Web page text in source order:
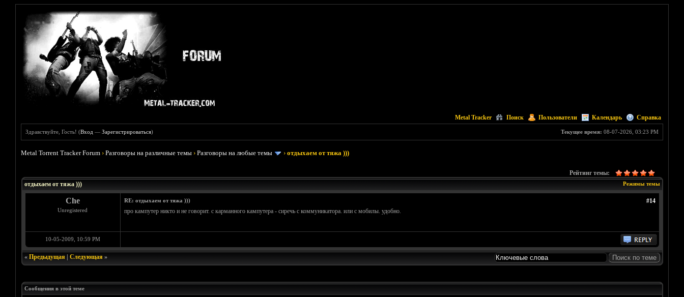
Metal Tracker Поиск Пользователи Календарь Справка
Текущее время: 08-07-2026, 03:23 PM
Здравствуйте, Гость! (Вход —Зарегистрироваться)
Metal Torrent Tracker Forum ›Разговоры на различные темы ›Разговоры на любые темы ›отдыхаем от тяжа )))
Рейтинг темы:
Режимы темы
отдыхаем от тяжа )))
Che
Unregistered
#14
RE: отдыхаем от тяжа )))
про кампутер никто и не говорит. с карманного кампутера - сиречь с коммуникатора. или с мобилы. удобно.
10-05-2009, 10:59 PM
« Предыдущая| Следующая»
Сообщения в этой теме